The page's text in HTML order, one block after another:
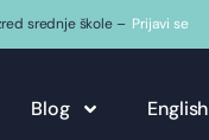
srednje škole – Prijavi se
Blog English